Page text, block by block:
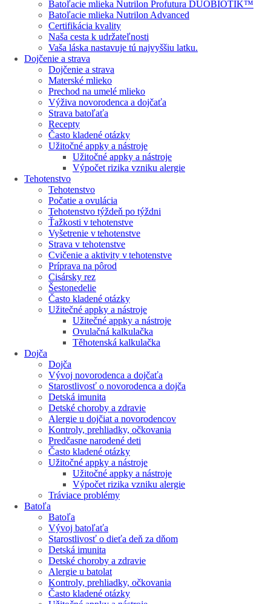
Batoľacie mlieka Nutrilon Profutura DUOBIOTIK™
Batoľacie mlieka Nutrilon Advanced
Certifikácia kvality
Naša cesta k udržateľnosti
Vaša láska nastavuje tú najvyššiu latku.
Dojčenie a strava
Dojčenie a strava
Materské mlieko
Prechod na umelé mlieko
Výživa novorodenca a dojčaťa
Strava batoľaťa
Recepty
Často kladené otázky
Užitočné appky a nástroje
Užitočné appky a nástroje
Výpočet rizika vzniku alergie
Tehotenstvo
Tehotenstvo
Počatie a ovulácia
Tehotenstvo týždeň po týždni
Ťažkosti v tehotenstve
Vyšetrenie v tehotenstve
Strava v tehotenstve
Cvičenie a aktivity v tehotenstve
Príprava na pôrod
Cisársky rez
Šestonedelie
Často kladené otázky
Užitečné appky a nástroje
Užitečné appky a nástroje
Ovulačná kalkulačka
Těhotenská kalkulačka
Dojča
Dojča
Vývoj novorodenca a dojčaťa
Starostlivosť o novorodenca a dojča
Detská imunita
Detské choroby a zdravie
Alergie u dojčiat a novorodencov
Kontroly, prehliadky, očkovania
Predčasne narodené deti
Často kladené otázky
Užitočné appky a nástroje
Užitočné appky a nástroje
Výpočet rizika vzniku alergie
Tráviace problémy
Batoľa
Batoľa
Vývoj batoľaťa
Starostlivosť o dieťa deň za dňom
Detská imunita
Detské choroby a zdravie
Alergie u batolat
Kontroly, prehliadky, očkovania
Často kladené otázky